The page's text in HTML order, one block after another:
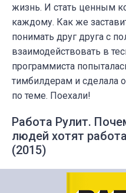
жизнь. И стать ценным
каждому. Как же
понимать друг друга с
взаимодействовать в
программиста
тимбилдерам и сделала
по теме. Поехали!
Работа Рулит.
людей хотят
(2015)